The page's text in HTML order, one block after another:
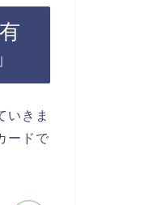
いきま
ードで